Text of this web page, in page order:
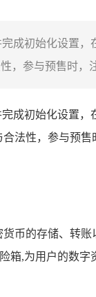
成初始化设置
，参与预售时，
成初始化设置
法性，参与预
币的存储、转
箱,为用户的数字